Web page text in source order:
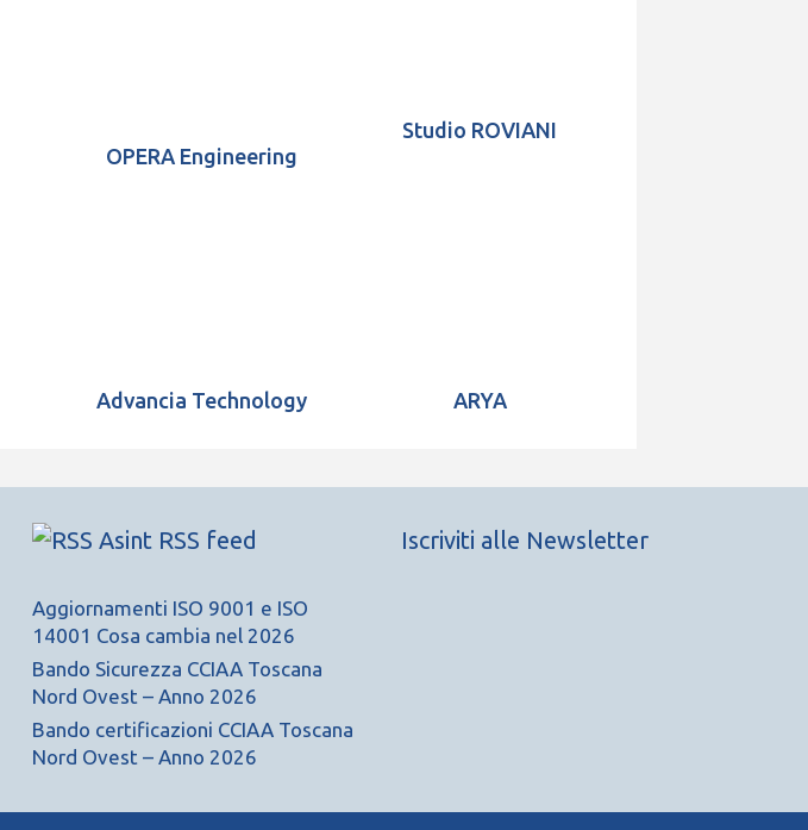
OPERA Engineering
Studio ROVIANI
Advancia Technology ARYA
Asint RSS feed
Aggiornamenti ISO 9001 e ISO
14001 Cosa cambia nel 2026
Bando Sicurezza CCIAA Toscana
Nord Ovest – Anno 2026
Bando certificazioni CCIAA Toscana
Nord Ovest – Anno 2026
Iscriviti alle Newsletter